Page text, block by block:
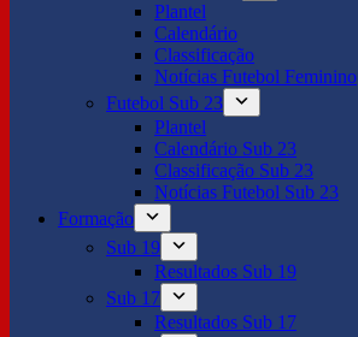
Plantel
Calendário
Classificação
Notícias Futebol Feminino
Futebol Sub 23
Plantel
Calendário Sub 23
Classificação Sub 23
Notícias Futebol Sub 23
Formação
Sub 19
Resultados Sub 19
Sub 17
Resultados Sub 17